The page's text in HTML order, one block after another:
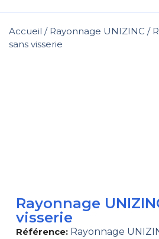
Accueil / Rayonnage UNIZINC /
sans visserie
Rayonnage
visserie
Référence: Rayonnage